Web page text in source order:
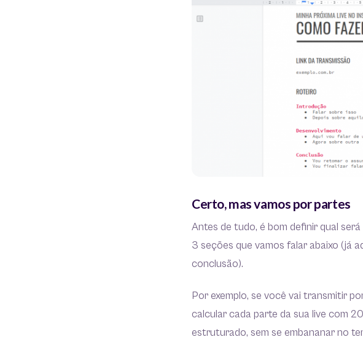
Certo, mas vamos por partes
Antes de tudo, é bom definir qual
3 seções que vamos falar abaixo (já
conclusão).
Por exemplo, se você vai transmitir
calcular cada parte da sua live com
estruturado, sem se embananar no